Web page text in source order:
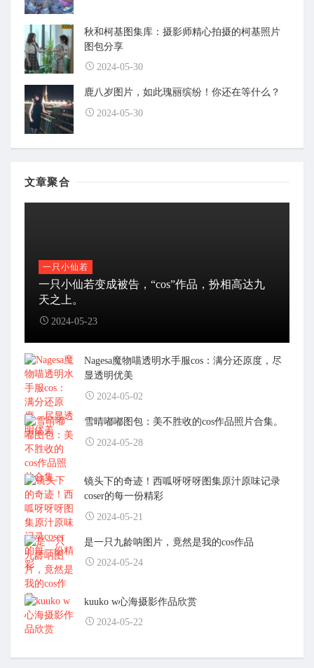
秋和柯基图集库：摄影师精心拍摄的柯基照片
图包分享
2024-05-30
鹿八岁图片，如此瑰丽缤纷！你还在等什么？
2024-05-30
文章聚合
一只小仙若
一只小仙若变成被告，“cos”作品，扮相高达九
天之上。
2024-05-23
Nagesa魔物喵透明水手服cos：满分还原度，尽
显透明优美
2024-05-02
雪晴嘟嘟图包：美不胜收的cos作品照片合集。
2024-05-28
镜头下的奇迹！西呱呀呀呀图集原汁原味记录
coser的每一份精彩
2024-05-21
是一只九龄呐图片，竟然是我的cos作品
2024-05-24
kuuko w心海摄影作品欣赏
2024-05-22